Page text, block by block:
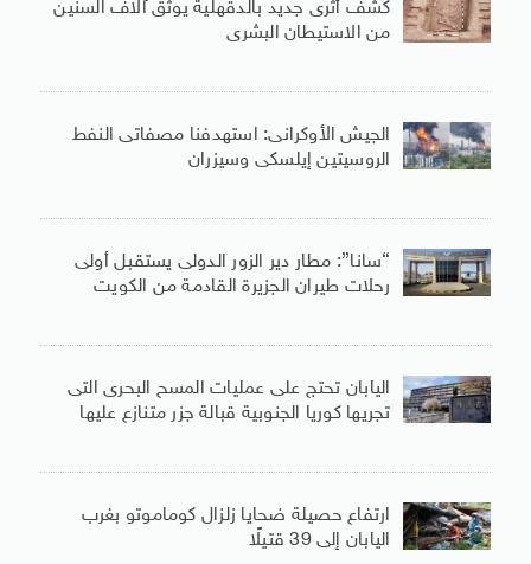
كشف أثرى جديد بالدقهلية يوثق آلاف السنين
من الاستيطان البشرى
الجيش الأوكرانى: استهدفنا مصفاتى النفط
الروسيتين إيلسكى وسيزران
“سانا”: مطار دير الزور الدولى يستقبل أولى
رحلات طيران الجزيرة ‏القادمة من الكويت
اليابان تحتج على عمليات المسح البحرى التى
تجريها كوريا الجنوبية قبالة جزر متنازع عليها
ارتفاع حصيلة ضحايا زلزال كوماموتو بغرب
اليابان إلى 39 قتيلًا